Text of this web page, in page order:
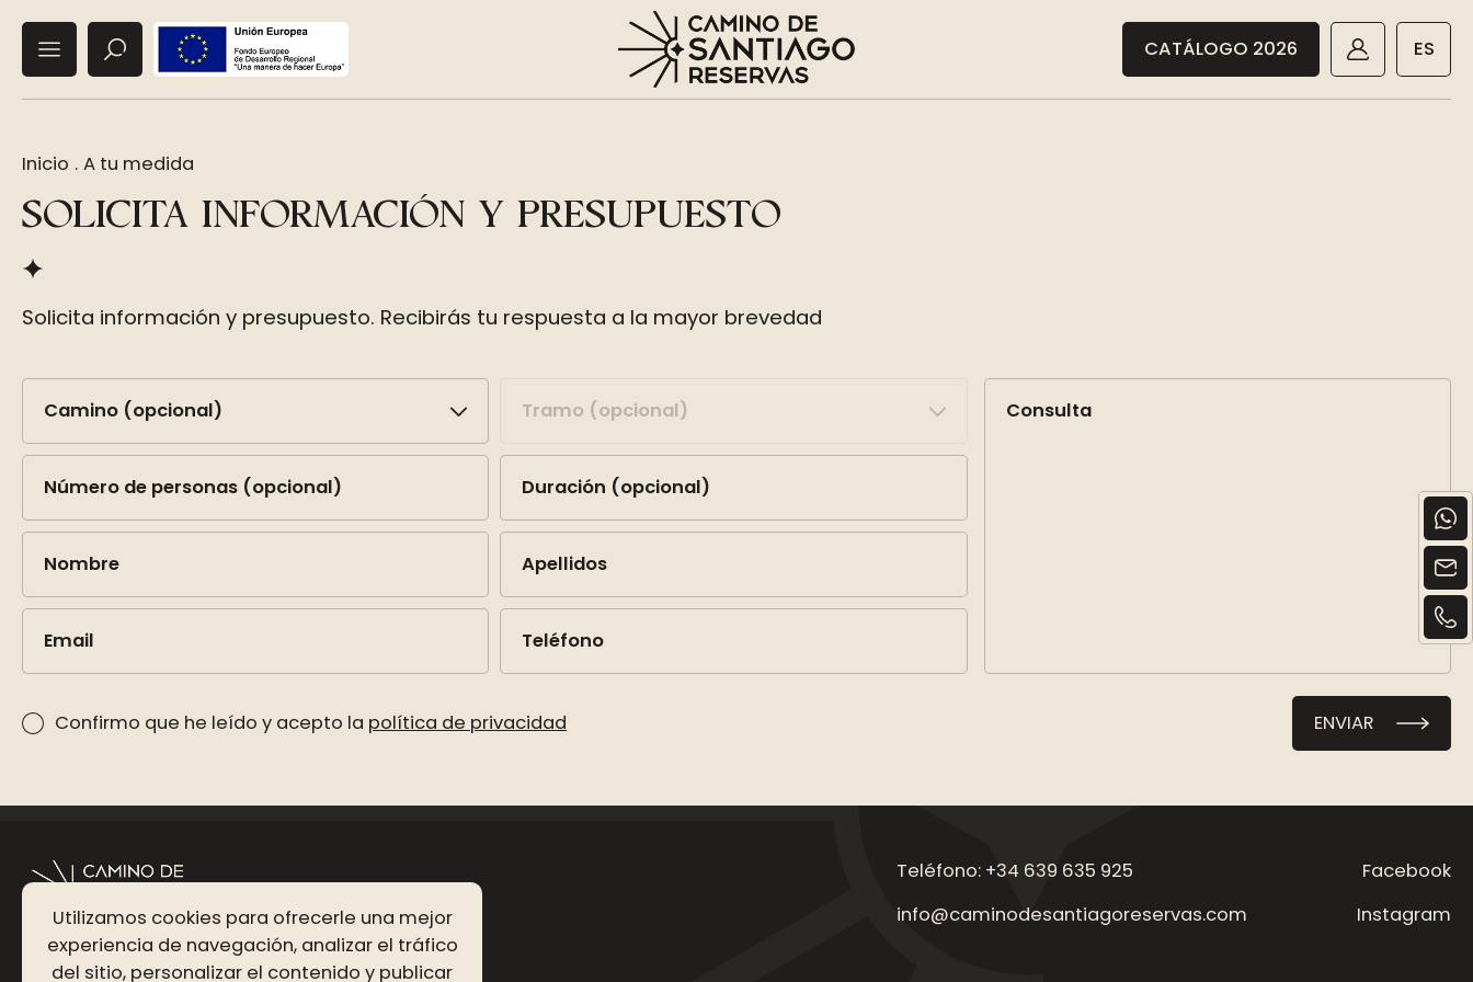
Utilizamos cookies para ofrecerle una mejor
experiencia de navegación, analizar el tráfico
del sitio, personalizar el contenido y publicar
CATÁLOGO 2026 ES
Inicio . A tu medida
SOLICITA INFORMACIÓN Y PRESUPUESTO
Solicita información y presupuesto. Recibirás tu respuesta a la mayor brevedad
Camino (opcional) Tramo (opcional)
Número de personas (opcional) Duración (opcional)
Nombre Apellidos
Email Teléfono
Consulta
Confirmo que he leído y acepto la política de privacidad ENVIAR
Teléfono: +34 639 635 925
info@caminodesantiagoreservas.com
Facebook
Instagram